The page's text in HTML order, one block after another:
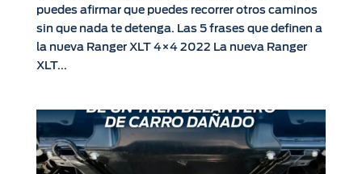
puedes afirmar que puedes recorrer otros caminos
sin que nada te detenga. Las 5 frases que definen a
la nueva Ranger XLT 4×4 2022 La nueva Ranger
XLT...